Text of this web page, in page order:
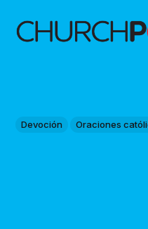
Devoción Oraciones